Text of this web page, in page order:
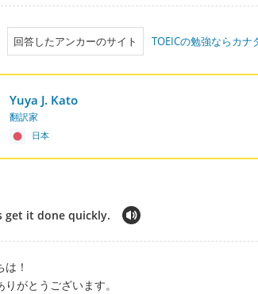
回答したアンカーのサイト TOEICの勉強ならカ
Yuya J. Kato
翻訳家
日本
get it done quickly.
！
りがとうございます。